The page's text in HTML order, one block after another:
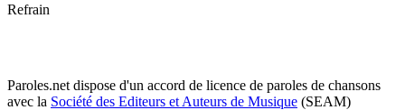
Refrain
Paroles.net dispose d'un accord de licence de paroles de chansons
avec la Société des Editeurs et Auteurs de Musique (SEAM)